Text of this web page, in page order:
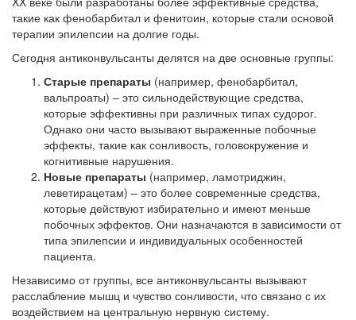
такие как фенобарбитал и фенитоин, которые стали основой
терапии эпилепсии на долгие годы.
Сегодня антиконвульсанты делятся на две основные группы:
Старые препараты (например, фенобарбитал,
вальпроаты) – это сильнодействующие средства,
которые эффективны при различных типах судорог.
Однако они часто вызывают выраженные побочные
эффекты, такие как сонливость, головокружение и
когнитивные нарушения.
Новые препараты (например, ламотриджин,
леветирацетам) – это более современные средства,
которые действуют избирательно и имеют меньше
побочных эффектов. Они назначаются в зависимости от
типа эпилепсии и индивидуальных особенностей
пациента.
Независимо от группы, все антиконвульсанты вызывают
расслабление мышц и чувство сонливости, что связано с их
воздействием на центральную нервную систему.